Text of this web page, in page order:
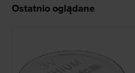
Ostatnio oglądane